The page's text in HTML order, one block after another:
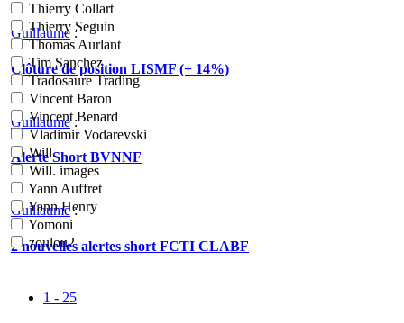
Thierry Collart
Thierry Seguin
Thomas Aurlant
Tim Sanchez
Tradosaure Trading
Vincent Baron
Vincent Benard
Vladimir Vodarevski
Will.
Will. images
Yann Auffret
Yann Henry
Yomoni
zoulou2
Guillaume :
Clôture de position LISMF (+ 14%)
Guillaume:
Alerte Short BVNNF
Guillaume:
2 nouvelles alertes short FCTI CLABF
1 - 25